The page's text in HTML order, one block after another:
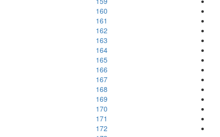
160
161
162
163
164
165
166
167
168
169
170
171
172